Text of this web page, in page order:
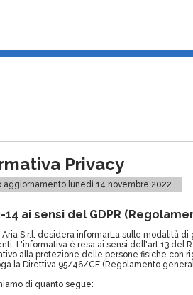
Privacy
aggiornamento lunedì 14 novembre 2022
14 ai sensi del GDPR
Aria S.r.l. desidera informarLa sulle modalità
L'informativa è resa ai sensi dell'art.13 del
alla protezione delle persone fisiche con
la Direttiva 95/46/CE (Regolamento
di quanto segue: